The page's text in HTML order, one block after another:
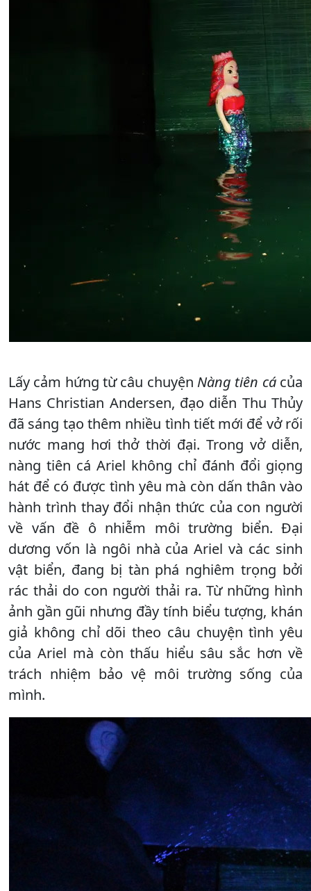
Lấy cảm hứng từ câu chuyện Nàng tiên cácủa
Hans Christian Andersen, đạo diễn Thu Thủy
đã sáng tạo thêm nhiều tình tiết mới để vở rối
nước mang hơi thở thời đại. Trong vở diễn,
nàng tiên cá Ariel không chỉ đánh đổi giọng
hát để có được tình yêu mà còn dấn thân vào
hành trình thay đổi nhận thức của con người
về vấn đề ô nhiễm môi trường biển. Đại
dương vốn là ngôi nhà của Ariel và các sinh
vật biển, đang bị tàn phá nghiêm trọng bởi
rác thải do con người thải ra. Từ những hình
ảnh gần gũi nhưng đầy tính biểu tượng, khán
giả không chỉ dõi theo câu chuyện tình yêu
của Ariel mà còn thấu hiểu sâu sắc hơn về
trách nhiệm bảo vệ môi trường sống của
mình.